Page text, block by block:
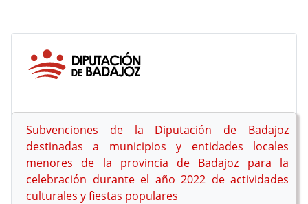
Subvenciones de la Diputación de Badajoz
destinadas a municipios y entidades locales
menores de la provincia de Badajoz para la
celebración durante el año 2022 de actividades
culturales y fiestas populares